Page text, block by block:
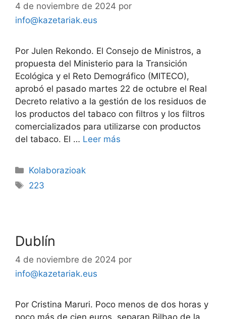
4 de noviembre de 2024 por
info@kazetariak.eus
Por Julen Rekondo. El Consejo de Ministros, a
propuesta del Ministerio para la Transición
Ecológica y el Reto Demográfico (MITECO),
aprobó el pasado martes 22 de octubre el Real
Decreto relativo a la gestión de los residuos de
los productos del tabaco con filtros y los filtros
comercializados para utilizarse con productos
del tabaco. El … Leer más
Kolaborazioak
223
Dublín
4 de noviembre de 2024 por
info@kazetariak.eus
Por Cristina Maruri. Poco menos de dos horas y